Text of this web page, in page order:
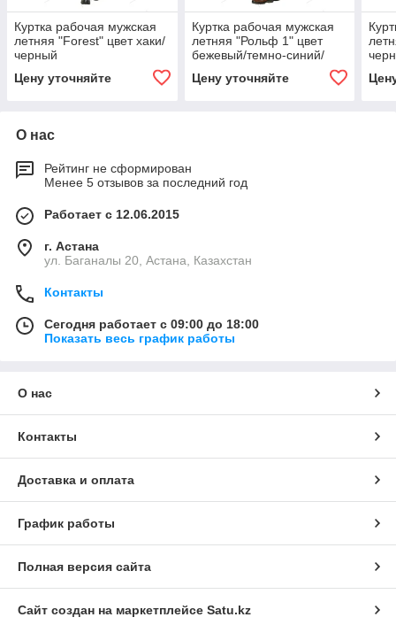
Куртка рабочая мужская
летняя "Forest" цвет хаки/
черный
Цену уточняйте
Куртка рабочая мужская
летняя "Рольф 1" цвет
бежевый/темно-синий/
Цену уточняйте
О нас
Рейтинг не сформирован
Менее 5 отзывов за последний год
Работает с 12.06.2015
г. Астана
ул. Баганалы 20, Астана, Казахстан
Контакты
Сегодня работает с 09:00 до 18:00
Показать весь график работы
О нас
Контакты
Доставка и оплата
График работы
Полная версия сайта
Сайт создан на маркетплейсе Satu.kz